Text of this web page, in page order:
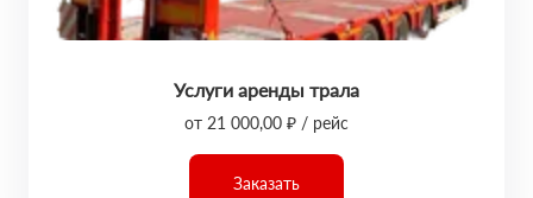
Услуги аренды трала
от 21 000,00 ₽ / рейс
Заказать